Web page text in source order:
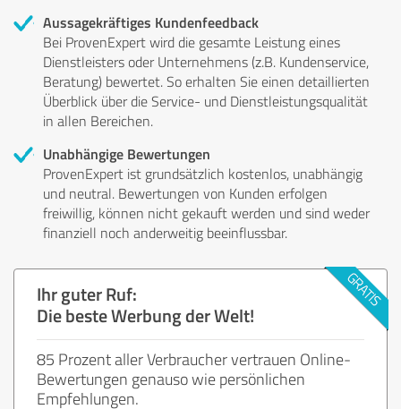
Aussagekräftiges Kundenfeedback
Bei ProvenExpert wird die gesamte Leistung eines
Dienstleisters oder Unternehmens (z.B. Kundenservice,
Beratung) bewertet. So erhalten Sie einen detaillierten
Überblick über die Service- und Dienstleistungsqualität
in allen Bereichen.
Unabhängige Bewertungen
ProvenExpert ist grundsätzlich kostenlos, unabhängig
und neutral. Bewertungen von Kunden erfolgen
freiwillig, können nicht gekauft werden und sind weder
finanziell noch anderweitig beeinflussbar.
Ihr guter Ruf:
Die beste Werbung der Welt!
85 Prozent aller Verbraucher vertrauen Online-
Bewertungen genauso wie persönlichen
Empfehlungen.